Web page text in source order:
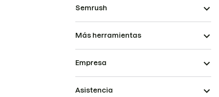
Semrush
Más herramientas
Empresa
Asistencia